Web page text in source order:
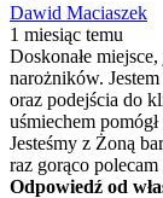
Dawid Maciaszek
1 miesiąc temu
Doskonałe
narożników.
oraz podejścia do
uśmiechem
Jesteśmy z Żoną
raz gorąco
Odpowiedź od